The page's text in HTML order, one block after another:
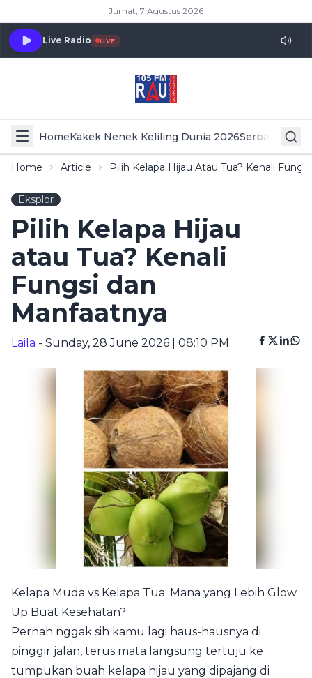
Jumat, 7 Agustus 2026
Live Radio LIVE
HomeKakek Nenek Keliling Dunia 2026Serba Serbi
Home Article Pilih Kelapa Hijau Atau Tua? Kenali
Eksplor
Pilih Kelapa Hijau
atau Tua? Kenali
Fungsi dan
Manfaatnya
Laila - Sunday, 28 June 2026 | 08:10 PM
Kelapa Muda vs Kelapa Tua: Mana yang Lebih Glow
Up Buat Kesehatan?
Pernah nggak sih kamu lagi haus-hausnya di
pinggir jalan, terus mata langsung tertuju ke
tumpukan buah kelapa hijau yang dipajang di